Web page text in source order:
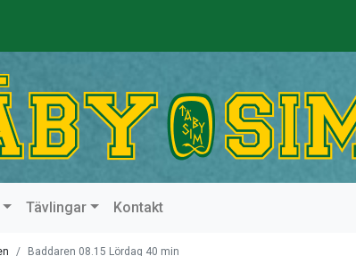
Tävlingar Kontakt
Baddaren 08.15 Lördag 40 min